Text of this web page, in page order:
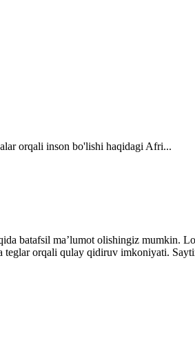
orqali inson bo'lishi haqidagi Afri...
batafsil maʼlumot olishingiz mumkin.
orqali qulay qidiruv imkoniyati.